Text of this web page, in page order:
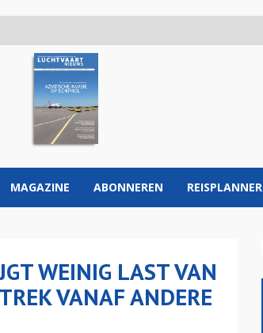
MAGAZINE ABONNEREN REISPLANNER
WEINIG LAST VAN
VANAF ANDERE